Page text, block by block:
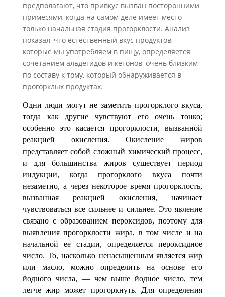
предполагают, что привкус вызван посто­ронними
примесями, когда на самом деле имеет место
только начальная стадия про­горклости. Анализ
показал, что естественный вкус продуктов,
которые мы употреб­ляем в пищу, определяется
сочетанием альдегидов и кетонов, очень близким
по составу к тому, который обнаруживается в
прогорклых продуктах.
Одни люди могут не заметить прогорклого вкуса,
тогда как другие чувствуют его очень тонко;
особенно это касается прогорклости, вызванной
реакцией окисле­ния. Окисление жиров
представляет собой сложный химический процесс,
и для большинства жиров существует период
индукции, когда прогорклого вкуса почти
незаметно, а через некоторое время прогорклость,
вызванная реакцией окисления, начинает
чувствоваться все сильнее и сильнее. Это явление
связано с образованием пероксидов, поэтому для
выявления прогорклости жира, в том числе и на
началь­ной ее стадии, определяется пероксидное
число. То, насколько ненасыщенным яв­ляется жир
или масло, можно определить на основе его
йодного числа, — чем выше йодное число, тем
легче жир может прогоркнуть. Для определения